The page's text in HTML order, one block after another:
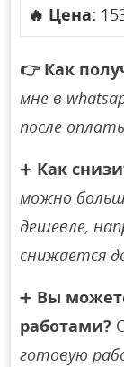
🔥 Цена:
👉 Как
мне в
после
➕ Как
можно
дешевле,
снижается
➕ Вы
работами?
готовую